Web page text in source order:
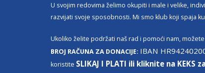
U svojim redovima želimo okupiti i male i velike,
razvijati svoje sposobnosti. Mi smo klub koji spaja
Ukoliko želite podržati naš rad i pomoći nam,
BROJ RAČUNA ZA DONACIJE: IBAN
koristite SLIKAJ I PLATI ili kliknite na KEKS